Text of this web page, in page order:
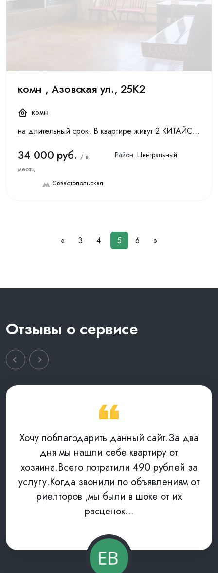
комн , Азовская ул., 25К2
комн
на длительный срок. В квартире живут 2 КИТАЙСКИХ студента.Комната доступна с 18 сентября. Сдается комната 22 м2 КИТАЙСКОМУ студенту в просторной видовой трехкомнатная квартира площадью 64.8 кв.м ...
34 000 руб. / в
месяц
Район: Центральный
Севастопольская
« 3 4 5 6 »
Отзывы о сервисе
Хочу поблагодарить данный сайт.За два
дня мы нашли себе квартиру от
хозяина.Всего потратили 490 рублей за
услугу.Когда звонили по объявлениям от
риелторов ,мы были в шоке от их
расценок...